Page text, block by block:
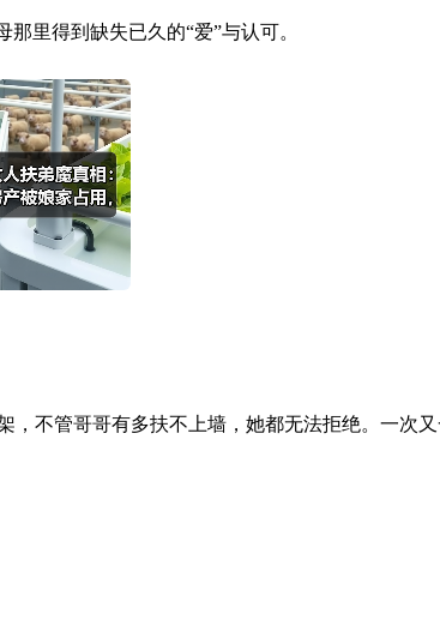
里得到缺失已久的“爱”与认可。
不管哥哥有多扶不上墙，她都无法拒绝。一次